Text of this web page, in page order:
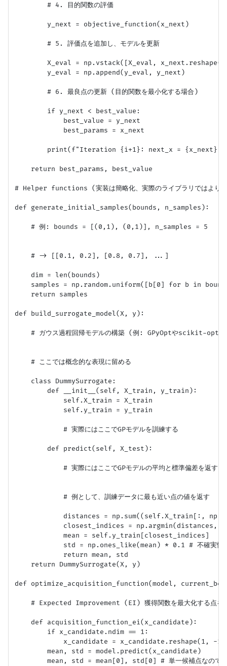
        # 4. 目的関数の評価
        y_next = objective_function(x_next)
        # 5. 評価点を追加し、モデルを更新
X_eval = np.vstack([X_eval,
        y_eval = np.append(y_eval, y_next)
        # 6. 最良点の更新 (目的関数を最小化する場合)
        if y_next < best_value:
            best_value = y_next
            best_params = x_next
print(f"Iteration {i+1}: next_x =
    return best_params, best_value
# Helper functions (実装は簡略化、実際のライブラリではより
def generate_initial_samples(bounds, n_samples):
    # 例: bounds = [(0,1), (0,1)], n_samples = 5
    # -> [[0.1, 0.2], [0.8, 0.7], ...]
    dim = len(bounds)
samples = np.random.uniform([b[0] for b in
    return samples
def build_surrogate_model(X, y):
# ガウス過程回帰モデルの構築 (例: GPyOptやscikit-
    # ここでは概念的な表現に留める
    class DummySurrogate:
        def __init__(self, X_train, y_train):
            self.X_train = X_train
            self.y_train = y_train
            # 実際にはここでGPモデルを訓練する
        def predict(self, X_test):
            # 実際にはここでGPモデルの平均と標準偏差を返す
            # 例として、訓練データに最も近い点の値を返す
distances = np.sum((self.X_train[:,
closest_indices = np.argmin(distances,
            mean = self.y_train[closest_indices]
std = np.ones_like(mean) * 0.1 # 不確実性
            return mean, std
    return DummySurrogate(X, y)
def optimize_acquisition_function(model,
# Expected Improvement (EI) 獲得関数を最大化する点を
    def acquisition_function_ei(x_candidate):
        if x_candidate.ndim == 1:
            x_candidate = x_candidate.reshape(1, -1)
        mean, std = model.predict(x_candidate)
mean, std = mean[0], std[0] # 単一候補点なのでス